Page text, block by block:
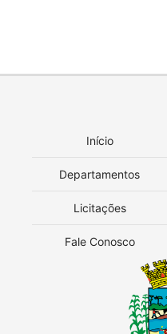
Início
Departamentos
Licitações
Fale Conosco